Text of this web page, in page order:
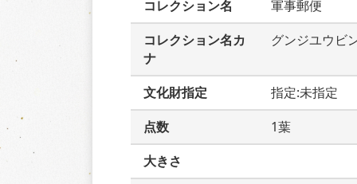
コレクション名
軍事郵便
コレクション名カ
ナ
グンジユウビ
文化財指定
指定:未指定
点数
1葉
大きさ